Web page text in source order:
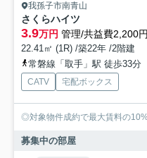
我孫子市南青山
さくらハイツ
3.9万円 管理/共益費2,200円
22.41㎡ (1R) /築22年 /2階建
常磐線「取手」駅 徒歩33分
CATV 宅配ボックス
◎対象物件成約で最大賃料の
募集中の部屋